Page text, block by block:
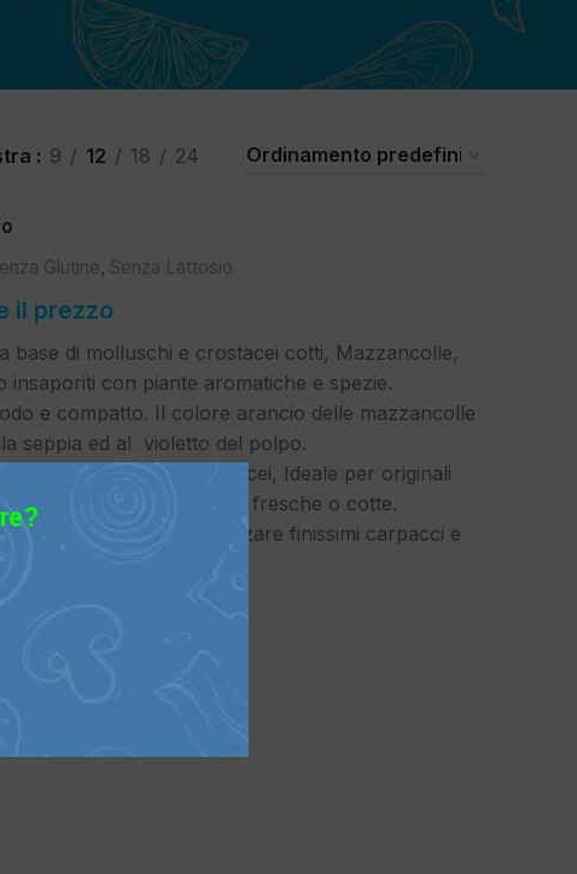
9 12 18 24
Glutine, Senza Lattosio
il prezzo
base di molluschi e crostacei cotti, Mazzancolle,
insaporiti con piante aromatiche e spezie.
e compatto. Il colore arancio delle mazzancolle
seppia ed al violetto del polpo.
dei molluschi e dei crostacei, Ideale per originali
con verdure fresche o cotte.
a dadini., ideale per realizzare finissimi carpacci e